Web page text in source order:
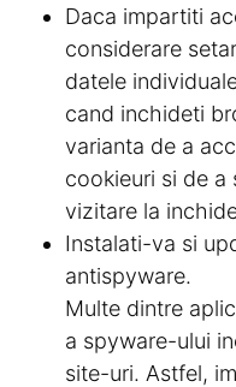
Daca impartiti
considerare
datele
cand inchideti
varianta de a
cookieuri si de a
vizitare la
Instalati-va si
antispyware.
Multe dintre
a spyware-ului
site-uri. Astfel,